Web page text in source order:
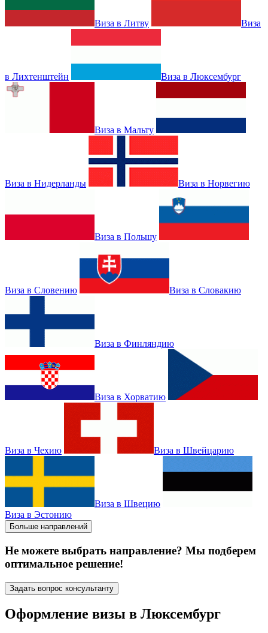
Виза в Литву Виза
в Лихтенштейн Виза в Люксембург
Виза в Мальту
Виза в Нидерланды Виза в Норвегию
Виза в Польшу
Виза в Словению Виза в Словакию
Виза в Финляндию
Виза в Хорватию
Виза в Чехию Виза в Швейцарию
Виза в Швецию
Виза в Эстонию
Больше направлений
Не можете выбрать направление? Мы подберем
оптимальное решение!
Задать вопрос консультанту
Оформление визы в Люксембург